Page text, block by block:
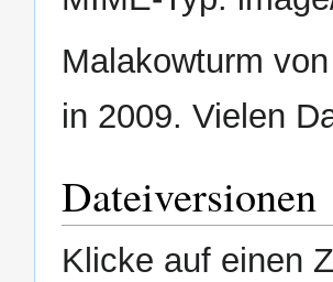
Malakowturm
in 2009. Vielen
Dateiversionen
Klicke auf einen